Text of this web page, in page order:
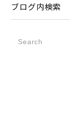
ブログ内検索